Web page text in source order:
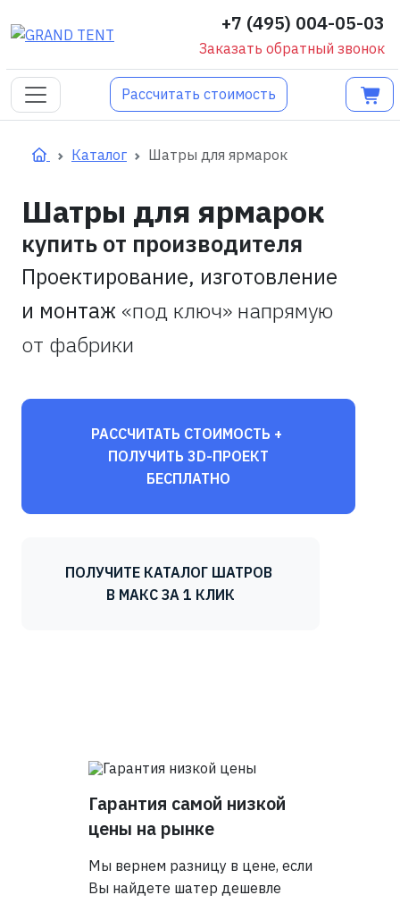
+7 (495) 004-05-03
Заказать обратный звонок
Рассчитать стоимость
Каталог Шатры для ярмарок
Шатры для ярмарок
купить от производителя
Проектирование, изготовление
и монтаж «под ключ» напрямую
от фабрики
РАССЧИТАТЬ СТОИМОСТЬ +
ПОЛУЧИТЬ 3D-ПРОЕКТ
БЕСПЛАТНО
ПОЛУЧИТЕ КАТАЛОГ ШАТРОВ
В МАКС ЗА 1 КЛИК
Гарантия самой низкой
цены на рынке
Мы вернем разницу в цене, если
Вы найдете шатер дешевле